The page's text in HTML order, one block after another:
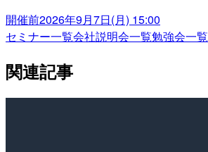
開催前2026年9月7日(月) 15:00
セミナー一覧会社説明会一覧勉強会一覧
関連記事